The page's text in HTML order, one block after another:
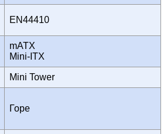
EN44410
mATX
Mini-ITX
Mini Tower
Горе